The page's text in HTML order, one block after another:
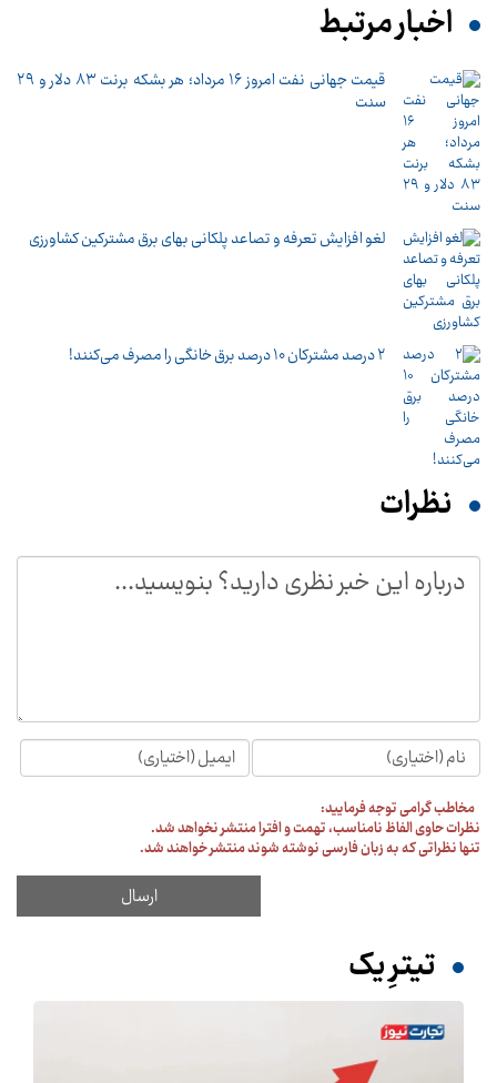
اخبار مرتبط
قیمت جهانی نفت امروز ۱۶ مرداد؛ هر بشکه برنت ۸۳ دلار و ۲۹
سنت
لغو افزایش تعرفه و تصاعد پلکانی بهای برق مشترکین کشاورزی
۲ درصد مشترکان ۱۰ درصد برق خانگی را مصرف می‌کنند!
نظرات
مخاطب گرامی توجه فرمایید:
نظرات حاوی الفاظ نامناسب، تهمت و افترا منتشر نخواهد شد.
تنها نظراتی که به زبان فارسی نوشته شوند منتشر خواهند شد.
تیترِ یک